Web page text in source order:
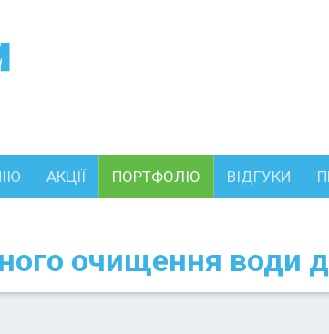
АКЦІЇ ПОРТФОЛІО ВІДГУКИ
очищення води